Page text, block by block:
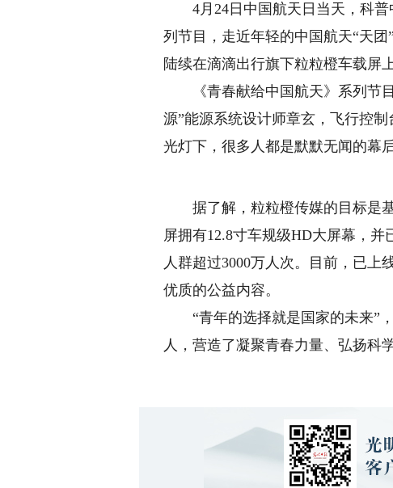
4月24日中国航天日当天，科普
列节目，走近年轻的中国航天“天
陆续在滴滴出行旗下粒粒橙车载屏
《青春献给中国航天》系列节目
源”能源系统设计师章玄，飞行控
光灯下，很多人都是默默无闻的幕
据了解，粒粒橙传媒的目标是基
屏拥有12.8寸车规级HD大屏幕，
人群超过3000万人次。目前，已上
优质的公益内容。
“青年的选择就是国家的未来”，
人，营造了凝聚青春力量、弘扬科